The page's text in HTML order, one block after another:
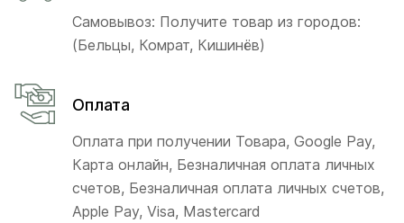
Самовывоз: Получите товар из городов:
(Бельцы, Комрат, Кишинёв)
Оплата
Оплата при получении Товара, Google Pay,
Карта онлайн, Безналичная оплата личных
счетов, Безналичная оплата личных счетов,
Apple Pay, Visa, Mastercard